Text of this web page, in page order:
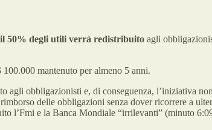
il 50% degli utili verrà redistribuito agli
mantenuto per almeno 5 anni.
obbligazionisti e, di conseguenza, l’iniziativa
delle obbligazioni senza dover ricorrere a
l’Fmi e la Banca Mondiale “irrilevanti” (minuto